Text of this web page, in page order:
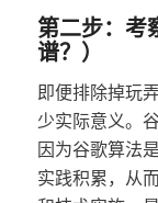
第二步：考
谱？）
即便排除掉玩
少实际意义。
因为谷歌算法
实践积累，从